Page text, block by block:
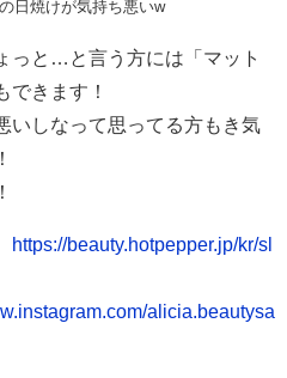
日焼けが気持ち悪いw
っと…と言う方には「マット
できます！
いしなって思ってる方もき気
https://beauty.hotpepper.jp/kr/sl
alicia.beautysa